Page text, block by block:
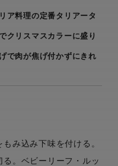
ア料理の定番タリアータ
クリスマスカラーに盛り
で肉が焦げ付かずにきれ
み込み下味を付ける。
。ベビーリーフ・ルッ